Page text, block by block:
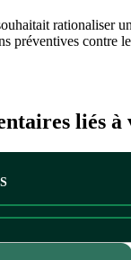
rationaliser
préventives contre
liés